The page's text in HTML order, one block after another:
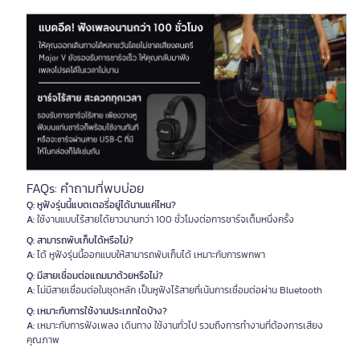
FAQs: คำถามที่พบบ่อย
Q: หูฟังรุ่นนี้แบตเตอรี่อยู่ได้นานแค่ไหน?
A:ใช้งานแบบไร้สายได้ยาวนานกว่า 100 ชั่วโมงต่อการชาร์จเต็มหนึ่งครั้ง
Q: สามารถพับเก็บได้หรือไม่?
A:ได้ หูฟังรุ่นนี้ออกแบบให้สามารถพับเก็บได้ เหมาะกับการพกพา
Q: มีสายเชื่อมต่อแถมมาด้วยหรือไม่?
A:ไม่มีสายเชื่อมต่อในชุดหลัก เป็นหูฟังไร้สายที่เน้นการเชื่อมต่อผ่าน Bluetooth
Q: เหมาะกับการใช้งานประเภทใดบ้าง?
A:เหมาะกับการฟังเพลง เดินทาง ใช้งานทั่วไป รวมถึงการทำงานที่ต้องการเสียง
คุณภาพ